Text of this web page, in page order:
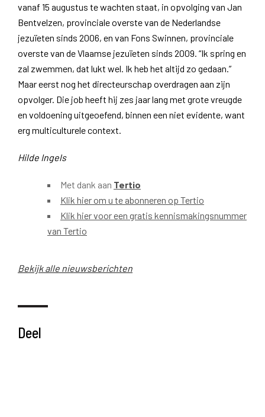
vanaf 15 augustus te wachten staat, in opvolging van Jan
Bentvelzen, provinciale overste van de Nederlandse
jezuïeten sinds 2006, en van Fons Swinnen, provinciale
overste van de Vlaamse jezuïeten sinds 2009. “Ik spring en
zal zwemmen, dat lukt wel. Ik heb het altijd zo gedaan.”
Maar eerst nog het directeurschap overdragen aan zijn
opvolger. Die job heeft hij zes jaar lang met grote vreugde
en voldoening uitgeoefend, binnen een niet evidente, want
erg multiculturele context.
Hilde Ingels
Met dank aan Tertio
Klik hier om u te abonneren op Tertio
Klik hier voor een gratis kennismakingsnummer
van Tertio
Bekijk alle nieuwsberichten
Deel